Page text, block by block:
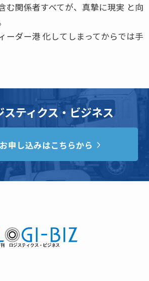
む関係者すべてが、真摯に現実 と向
ーダー港 化してしまってからでは手
スティクス・ビジネス
申し込みはこちらから